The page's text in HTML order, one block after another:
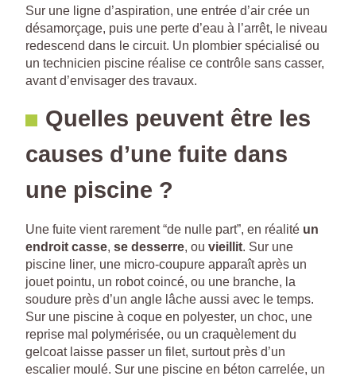
Sur une ligne d’aspiration, une entrée d’air crée un
désamorçage, puis une perte d’eau à l’arrêt, le niveau
redescend dans le circuit. Un plombier spécialisé ou
un technicien piscine réalise ce contrôle sans casser,
avant d’envisager des travaux.
Quelles peuvent être les
causes d’une fuite dans
une piscine ?
Une fuite vient rarement “de nulle part”, en réalité un
endroit casse, se desserre, ou vieillit. Sur une
piscine liner, une micro-coupure apparaît après un
jouet pointu, un robot coincé, ou une branche, la
soudure près d’un angle lâche aussi avec le temps.
Sur une piscine à coque en polyester, un choc, une
reprise mal polymérisée, ou un craquèlement du
gelcoat laisse passer un filet, surtout près d’un
escalier moulé. Sur une piscine en béton carrelée, un